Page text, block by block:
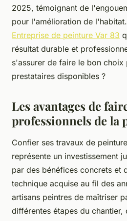
2025, témoignant de
pour l'amélioration de
Entreprise de peinture Var 83
résultat durable et
s'assurer de faire le bon choix
prestataires disponibles ?
Les avantages de
professionnels de la
Confier ses travaux de
représente un investissement
par des bénéfices concrets et
technique acquise au fil des
artisans peintres de maîtriser
différentes étapes du